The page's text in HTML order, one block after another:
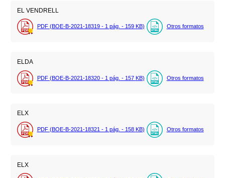
EL VENDRELL
PDF (BOE-B-2021-18319 - 1 pág. - 159 KB) Otros formatos
ELDA
PDF (BOE-B-2021-18320 - 1 pág. - 157 KB) Otros formatos
ELX
PDF (BOE-B-2021-18321 - 1 pág. - 158 KB) Otros formatos
ELX